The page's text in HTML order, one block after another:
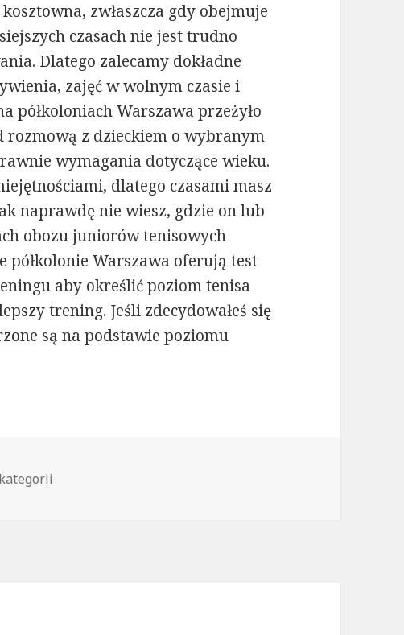
zwłaszcza gdy obejmuje
czasach nie jest trudno
Dlatego zalecamy dokładne
zajęć w wolnym czasie i
półkoloniach Warszawa przeżyło
z dzieckiem o wybranym
wymagania dotyczące wieku.
dlatego czasami masz
naprawdę nie wiesz, gdzie on lub
obozu juniorów tenisowych
półkolonie Warszawa oferują test
aby określić poziom tenisa
trening. Jeśli zdecydowałeś się
są na podstawie poziomu